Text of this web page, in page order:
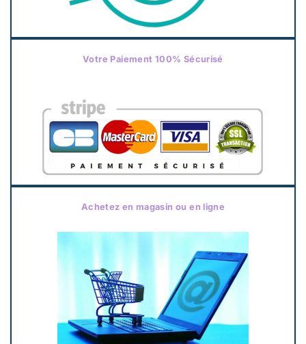
Votre Paiement 100% Sécurisé
Achetez en magasin ou en ligne